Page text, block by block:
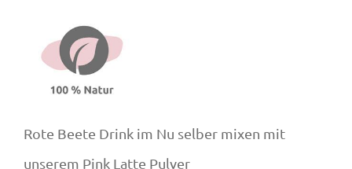
Rote Beete Drink im Nu selber mixen mit
unserem Pink Latte Pulver